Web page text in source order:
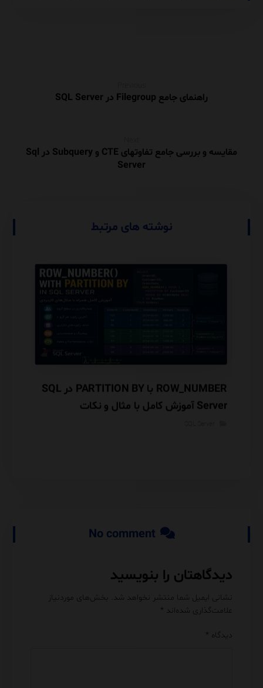
راهنمای جامع Filegroup‌ در SQL Server
مقایسه و بررسی جامع تفاوتهای CTE و Subquery در Sql
Server
نوشته های مرتبط
ROW_NUMBER با PARTITION BY در SQL
Server آموزش کامل با مثال و نکات
No comment
دیدگاهتان را بنویسید
نشانی ایمیل شما منتشر نخواهد شد. بخش‌های موردنیاز
علامت‌گذاری شده‌اند *
دیدگاه *